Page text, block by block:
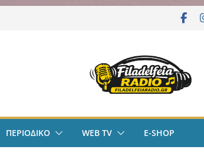
ΠΕΡΙΟΔΙΚΟ WEB TV E-SHOP